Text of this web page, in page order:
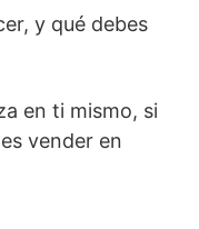
y qué debes
en ti mismo, si
vender en